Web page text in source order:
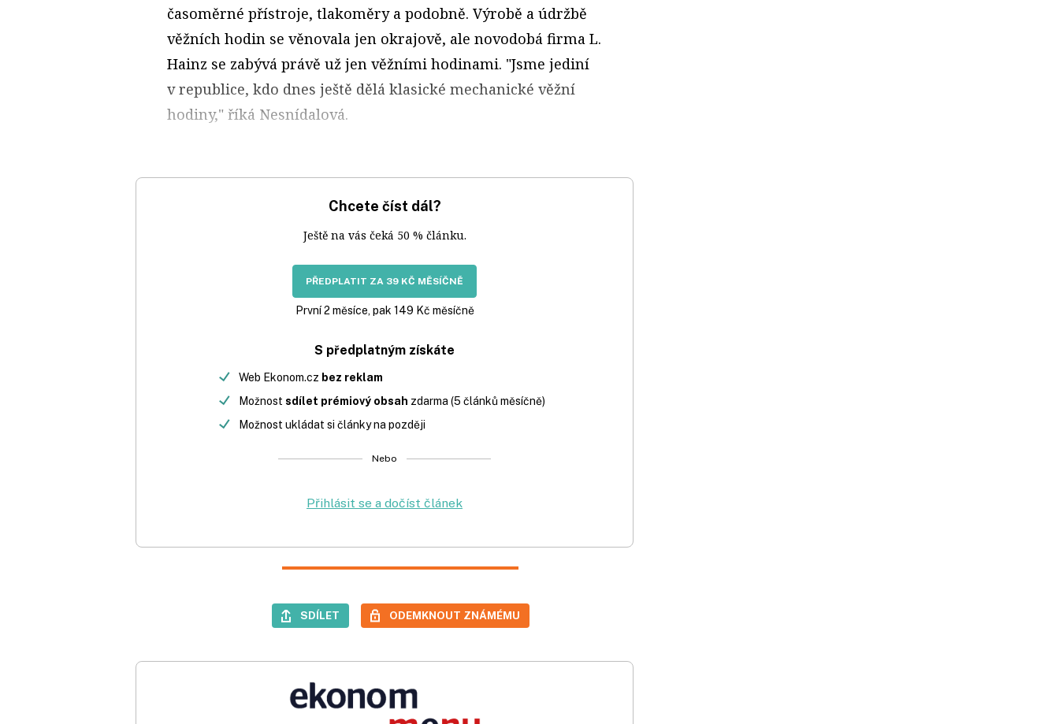
časoměrné přístroje, tlakoměry a podobně. Výrobě a údržbě
věžních hodin se věnovala jen okrajově, ale novodobá firma L.
Hainz se zabývá právě už jen věžními hodinami. "Jsme jediní
v republice, kdo dnes ještě dělá klasické mechanické věžní
hodiny," říká Nesnídalová.
Chcete číst dál?
Ještě na vás čeká 50 % článku.
PŘEDPLATIT ZA 39 KČ MĚSÍČNĚ
První 2 měsíce, pak 149 Kč měsíčně
S předplatným získáte
Web Ekonom.cz bez reklam
Možnost sdílet prémiový obsah zdarma (5 článků měsíčně)
Možnost ukládat si články na později
Nebo
Přihlásit se a dočíst článek
SDÍLET ODEMKNOUT ZNÁMÉMU